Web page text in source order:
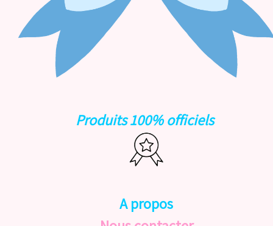
Produits 100% officiels
A propos